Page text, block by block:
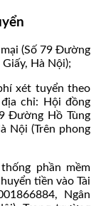
(Số 79 Đường
Hà Nội);
xét tuyển theo
chỉ: Hội đồng
Đường Hồ Tùng
Nội (Trên phong
phần mềm
tiền vào Tài
Ngân